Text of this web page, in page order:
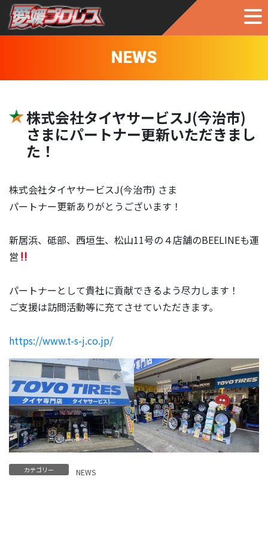
NEWS
株式会社タイヤサービスJ(今治市)
さまにパートナー更新いただきまし
た！
株式会社タイヤサービスJ(今治市) さま
パートナー更新ありがとうございます！
新居浜、砥部、西垣生、松山11号の４店舗のBEELINEも運
営
パートナーとして貴社に貢献できるよう尽力します！
ご支援は訪問活動等に充てさせていただきます。
https://www.t-s-j.co.jp/
カテゴリー NEWS